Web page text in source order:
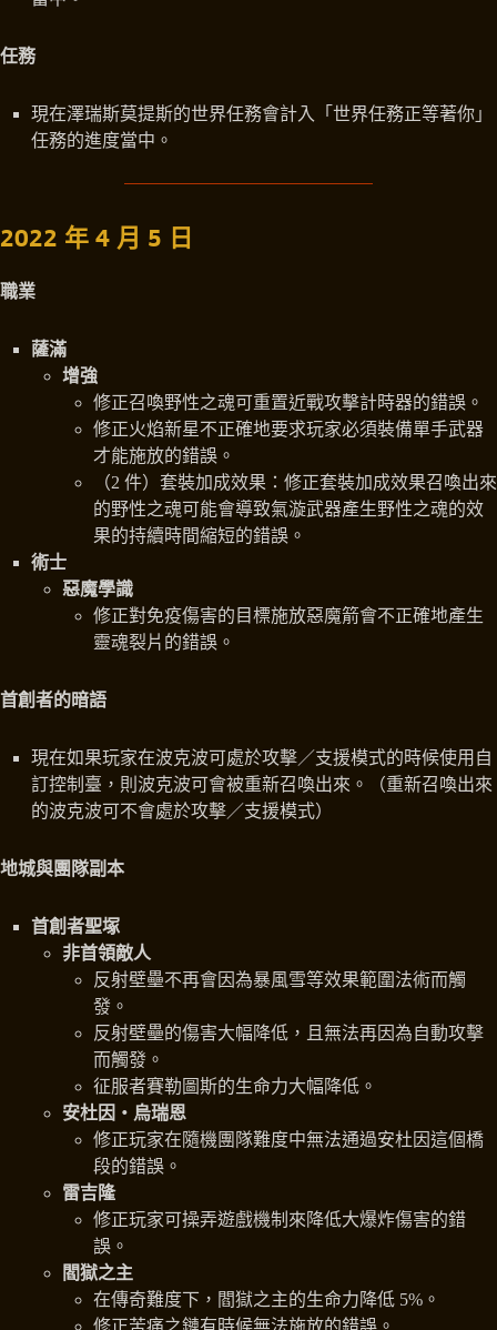
任務
現在澤瑞斯莫提斯的世界任務會計入「世界任務正等著你」
任務的進度當中。
2022 年 4 月 5 日
職業
薩滿
增強
修正召喚野性之魂可重置近戰攻擊計時器的錯誤。
修正火焰新星不正確地要求玩家必須裝備單手武器
才能施放的錯誤。
（2 件）套裝加成效果：修正套裝加成效果召喚出來
的野性之魂可能會導致氣漩武器產生野性之魂的效
果的持續時間縮短的錯誤。
術士
惡魔學識
修正對免疫傷害的目標施放惡魔箭會不正確地產生
靈魂裂片的錯誤。
首創者的暗語
現在如果玩家在波克波可處於攻擊／支援模式的時候使用自
訂控制臺，則波克波可會被重新召喚出來。（重新召喚出來
的波克波可不會處於攻擊／支援模式）
地城與團隊副本
首創者聖塚
非首領敵人
反射壁壘不再會因為暴風雪等效果範圍法術而觸
發。
反射壁壘的傷害大幅降低，且無法再因為自動攻擊
而觸發。
征服者賽勒圖斯的生命力大幅降低。
安杜因‧烏瑞恩
修正玩家在隨機團隊難度中無法通過安杜因這個橋
段的錯誤。
雷吉隆
修正玩家可操弄遊戲機制來降低大爆炸傷害的錯
誤。
閻獄之主
在傳奇難度下，閻獄之主的生命力降低 5%。
修正苦痛之鏈有時候無法施放的錯誤。